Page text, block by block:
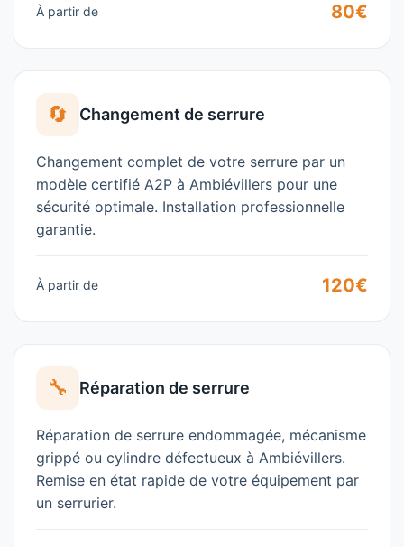
À partir de 80€
🔄 Changement de serrure
Changement complet de votre serrure par un
modèle certifié A2P à Ambiévillers pour une
sécurité optimale. Installation professionnelle
garantie.
À partir de 120€
🔧 Réparation de serrure
Réparation de serrure endommagée, mécanisme
grippé ou cylindre défectueux à Ambiévillers.
Remise en état rapide de votre équipement par
un serrurier.